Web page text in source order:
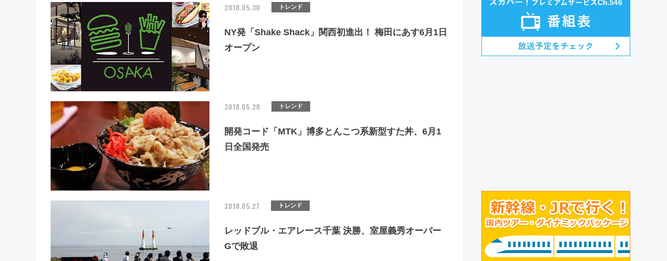
2018.05.30 トレンド
NY発「Shake Shack」関西初進出！ 梅田にあす6月1日
オープン
2018.05.28 トレンド
開発コード「MTK」博多とんこつ系新型すた丼、6月1
日全国発売
2018.05.27 トレンド
レッドブル・エアレース千葉 決勝、室屋義秀オーバー
Gで敗退